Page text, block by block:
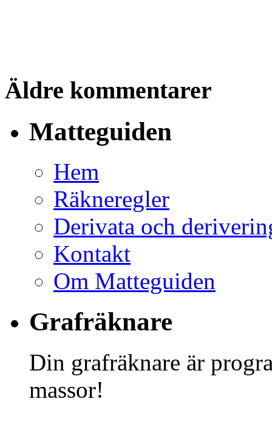
Äldre kommentarer
Matteguiden
Hem
Räkneregler
Derivata och
Kontakt
Om Matteguiden
Grafräknare
Din grafräknare är
massor!